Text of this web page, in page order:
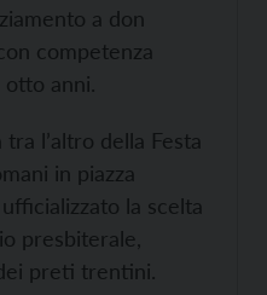
a don
competenza
otto anni.
l’altro della Festa
in piazza
la scelta
presbiterale,
preti trentini.